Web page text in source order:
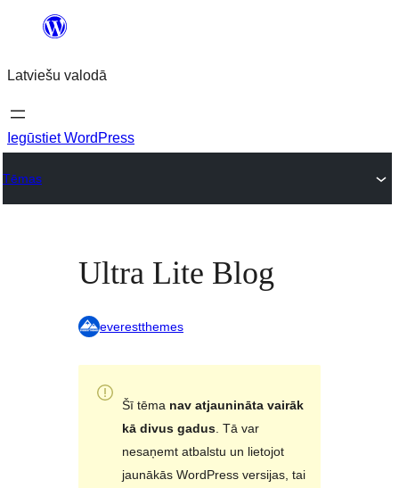
Pāriet
saturu
Latviešu valodā
Iegūstiet WordPress
Tēmas
Ultra Lite Blog
everestthemes
Šī tēma nav atjaunināta vairāk
kā divus gadus. Tā var
nesaņemt atbalstu un lietojot
jaunākās WordPress versijas, tai